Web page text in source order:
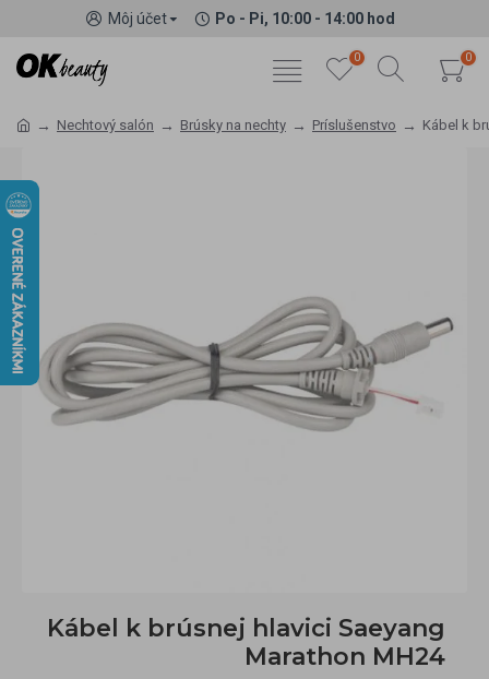
Môj účet Po - Pi, 10:00 - 14:00 hod
0 0
Nechtový salón Brúsky na nechty Príslušenstvo Kábel k
Kábel k brúsnej hlavici Saeyang
Marathon MH24